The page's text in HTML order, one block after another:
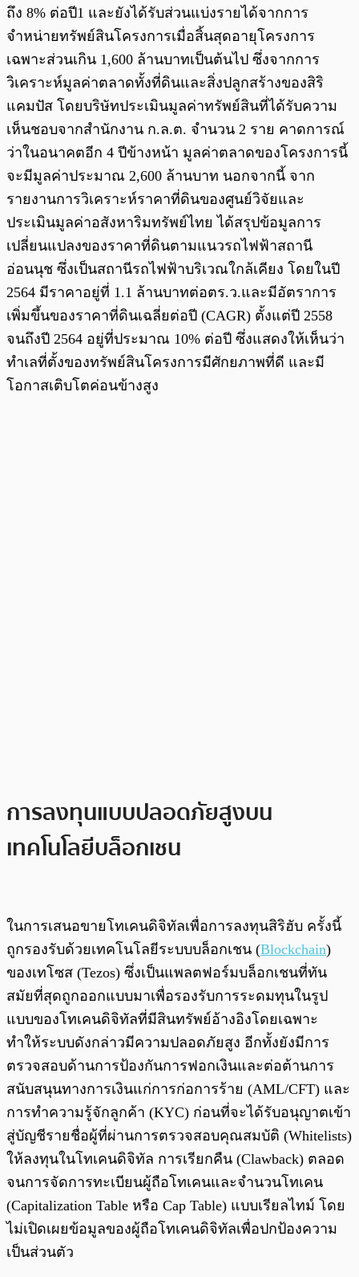
ถึง 8% ต่อปี1 และยังได้รับส่วนแบ่งรายได้จากการ
จำหน่ายทรัพย์สินโครงการเมื่อสิ้นสุดอายุโครงการ
เฉพาะส่วนเกิน 1,600 ล้านบาทเป็นต้นไป ซึ่งจากการ
วิเคราะห์มูลค่าตลาดทั้งที่ดินและสิ่งปลูกสร้างของสิริ
แคมปัส โดยบริษัทประเมินมูลค่าทรัพย์สินที่ได้รับความ
เห็นชอบจากสำนักงาน ก.ล.ต. จำนวน 2 ราย คาดการณ์
ว่าในอนาคตอีก 4 ปีข้างหน้า มูลค่าตลาดของโครงการนี้
จะมีมูลค่าประมาณ 2,600 ล้านบาท นอกจากนี้ จาก
รายงานการวิเคราะห์ราคาที่ดินของศูนย์วิจัยและ
ประเมินมูลค่าอสังหาริมทรัพย์ไทย ได้สรุปข้อมูลการ
เปลี่ยนแปลงของราคาที่ดินตามแนวรถไฟฟ้าสถานี
อ่อนนุช ซึ่งเป็นสถานีรถไฟฟ้าบริเวณใกล้เคียง โดยในปี
2564 มีราคาอยู่ที่ 1.1 ล้านบาทต่อตร.ว.และมีอัตราการ
เพิ่มขึ้นของราคาที่ดินเฉลี่ยต่อปี (CAGR) ตั้งแต่ปี 2558
จนถึงปี 2564 อยู่ที่ประมาณ 10% ต่อปี ซึ่งแสดงให้เห็นว่า
ทำเลที่ตั้งของทรัพย์สินโครงการมีศักยภาพที่ดี และมี
โอกาสเติบโตค่อนข้างสูง
การลงทุนแบบปลอดภัยสูงบน
เทคโนโลยีบล็อกเชน
ในการเสนอขายโทเคนดิจิทัลเพื่อการลงทุนสิริฮับ ครั้งนี้
ถูกรองรับด้วยเทคโนโลยีระบบบล็อกเชน (Blockchain)
ของเทโซส (Tezos) ซึ่งเป็นแพลตฟอร์มบล็อกเชนที่ทัน
สมัยที่สุดถูกออกแบบมาเพื่อรองรับการระดมทุนในรูป
แบบของโทเคนดิจิทัลที่มีสินทรัพย์อ้างอิงโดยเฉพาะ
ทำให้ระบบดังกล่าวมีความปลอดภัยสูง อีกทั้งยังมีการ
ตรวจสอบด้านการป้องกันการฟอกเงินและต่อต้านการ
สนับสนุนทางการเงินแก่การก่อการร้าย (AML/CFT) และ
การทำความรู้จักลูกค้า (KYC) ก่อนที่จะได้รับอนุญาตเข้า
สู่บัญชีรายชื่อผู้ที่ผ่านการตรวจสอบคุณสมบัติ (Whitelists)
ให้ลงทุนในโทเคนดิจิทัล การเรียกคืน (Clawback) ตลอด
จนการจัดการทะเบียนผู้ถือโทเคนและจำนวนโทเคน
(Capitalization Table หรือ Cap Table) แบบเรียลไทม์ โดย
ไม่เปิดเผยข้อมูลของผู้ถือโทเคนดิจิทัลเพื่อปกป้องความ
เป็นส่วนตัว